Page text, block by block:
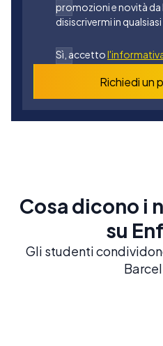
promozioni e novità da
disiscrivermi in
Sì, accetto
Richiedi un
Cosa dicono i
su
Gli studenti